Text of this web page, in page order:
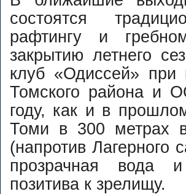
состоятся
рафтингу и
закрытию летнего
клуб «Одиссей»
Томского района и
году, как и в
Томи в 300 метрах
(напротив Лагерного
прозрачная вода
позитива к зрелищу.